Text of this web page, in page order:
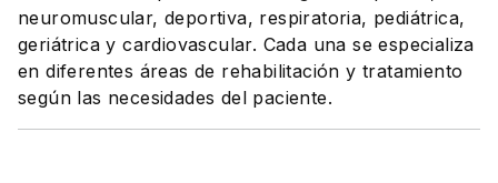
neuromuscular, deportiva, respiratoria, pediátrica,
geriátrica y cardiovascular. Cada una se especializa
en diferentes áreas de rehabilitación y tratamiento
según las necesidades del paciente.